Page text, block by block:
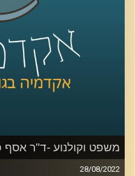
לעשות, האזינו להמשך השיחה
בוקשפן, מרצה וחוקר של דיני
תופעת האחריות החברתית
קרדיט תמונות:AudioVersity
משפט וקולנוע -ד"ר אסף
28/08/2022